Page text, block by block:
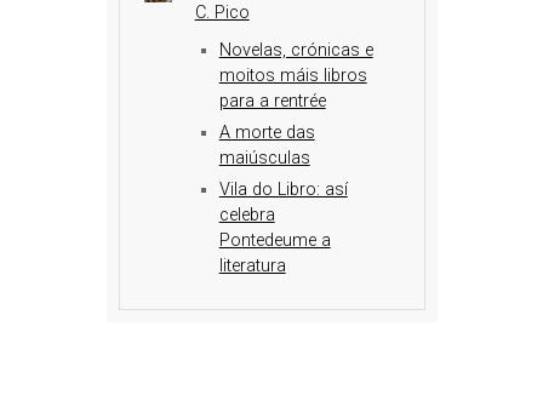
C. Pico
Novelas, crónicas e
moitos máis libros
para a rentrée
A morte das
maiúsculas
Vila do Libro: así
celebra
Pontedeume a
literatura